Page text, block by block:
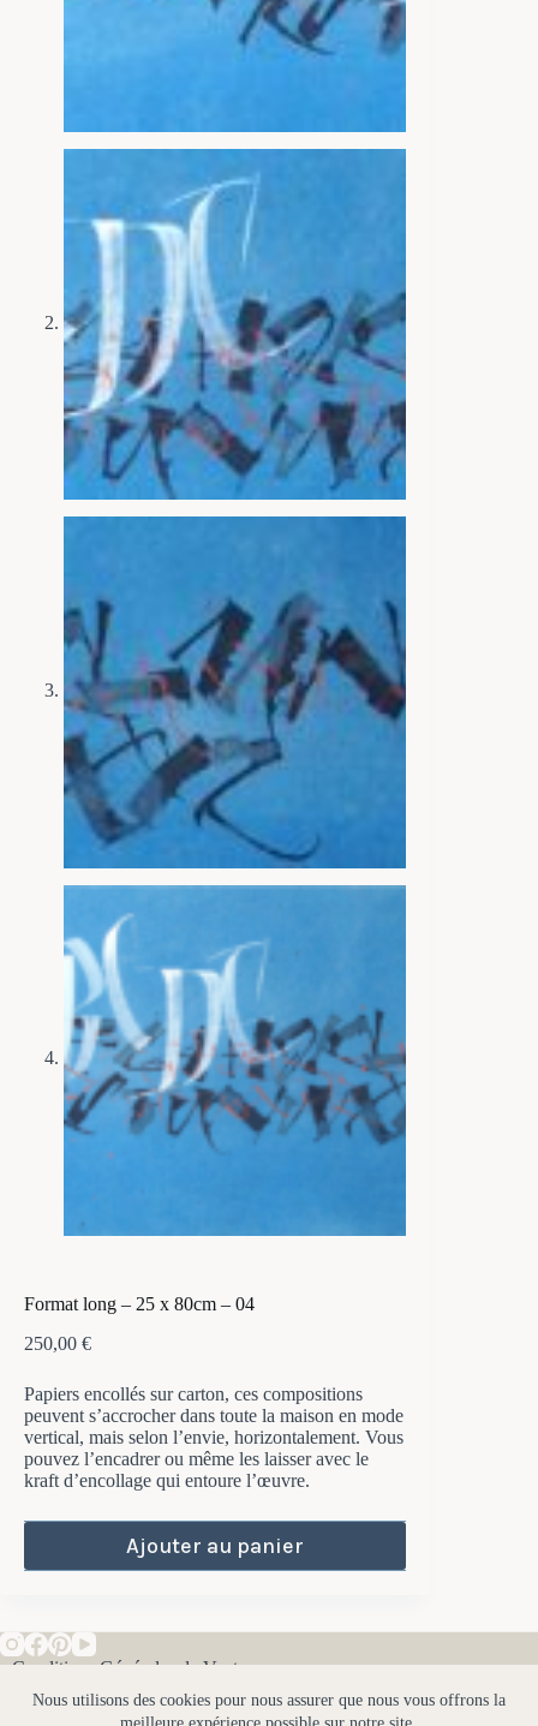
Nous utilisons des cookies pour nous assurer que nous vous offrons la
Format long – 25 x 80cm – 04
250,00 €
Papiers encollés sur carton, ces compositions
peuvent s’accrocher dans toute la maison en mode
vertical, mais selon l’envie, horizontalement. Vous
pouvez l’encadrer ou même les laisser avec le
kraft d’encollage qui entoure l’œuvre.
Ajouter au panier
• Conditions Générales de Vente
• Mentions Légales